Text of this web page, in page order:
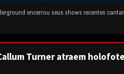
encerrou seus shows recentes
Turner atraem